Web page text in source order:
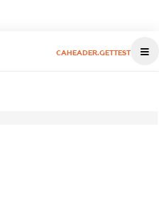
CAHEADER.GETTEST